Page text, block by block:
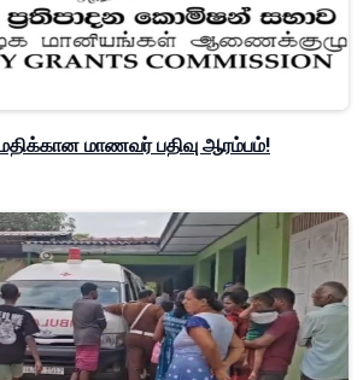
மாணவர் பதிவு ஆரம்பம்!